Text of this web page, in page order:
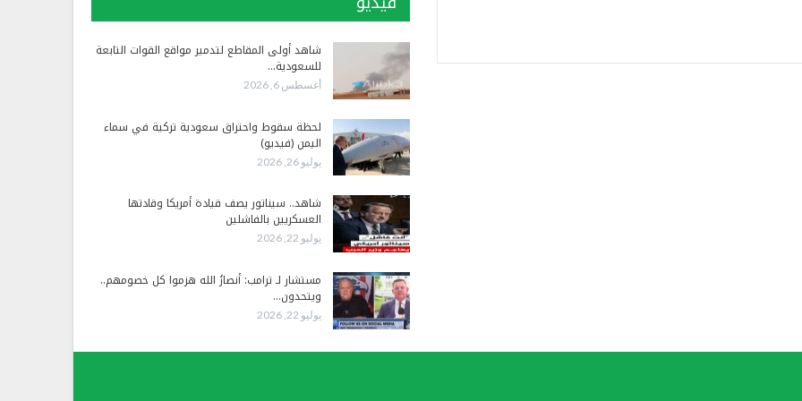
شاهد أولى المقاطع لتدمير مواقع القوات التابعة
للسعودية…
أغسطس 6, 2026
لحظة سقوط واحتراق سعودية تركية في سماء
اليمن (فيديو)
يوليو 26, 2026
شاهد.. سيناتور يصف قيادة أمريكا وقادتها
العسكريين بالفاشلين
يوليو 22, 2026
مستشار لـ ترامب: أنصارُ الله هزموا كل خصومهم..
ويتحدون…
يوليو 22, 2026